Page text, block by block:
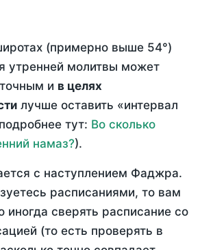
(примерно выше 54°)
утренней молитвы может
и в целях
лучше оставить «интервал
тут: Во сколько
намаз?).
с наступлением Фаджра.
расписаниями, то вам
иногда сверять расписание со
(то есть проверять в